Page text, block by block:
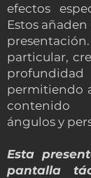
efectos
Estos
particular,
permitiendo
contenido
ángulos y
Esta
pantalla